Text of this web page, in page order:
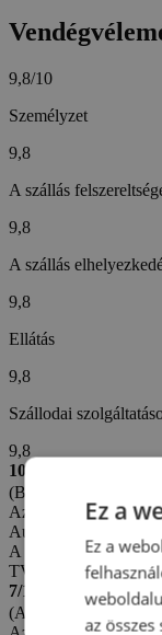
9,8/10
Személyzet
9,8
A szállás
9,8
A szállás
9,8
Ellátás
9,8
Szállodai
9,8
10/10
(Boris Š. -
Az értékelés
Automatikus fordítás (
A tartózkodás kiváló
TV-jel gyengébb volt.
7/10
(Anna F. -
Ez a
Ez a
az